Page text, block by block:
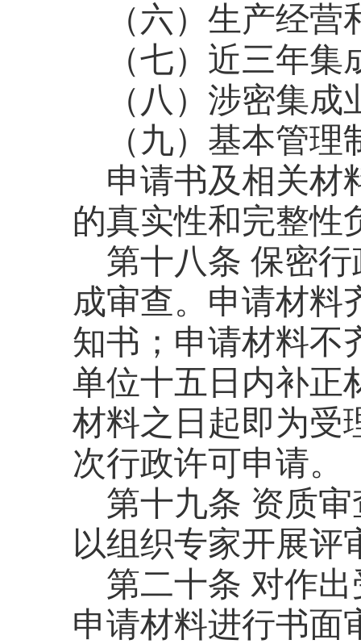
（六）生产经
（七）近三年
（八）涉密集
（九）基本管
申请书及相关材
的真实性和完整性
第十八条 保密
成审查。申请材料
知书；申请材料不
单位十五日内补正
材料之日起即为受
次行政许可申请。
第十九条 资质
以组织专家开展评
第二十条 对作
申请材料进行书面